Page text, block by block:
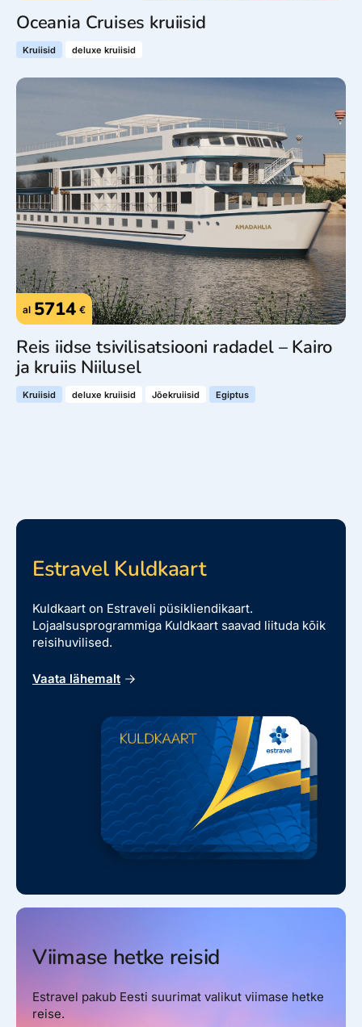
Oceania Cruises kruiisid
Kruiisid deluxe kruiisid
al 5714 €
Reis iidse tsivilisatsiooni radadel – Kairo
ja kruiis Niilusel
Kruiisid deluxe kruiisid Jõekruiisid Egiptus
Estravel Kuldkaart
Kuldkaart on Estraveli püsikliendikaart.
Lojaalsusprogrammiga Kuldkaart saavad liituda kõik
reisihuvilised.
Vaata lähemalt
Viimase hetke reisid
Estravel pakub Eesti suurimat valikut viimase hetke
reise.